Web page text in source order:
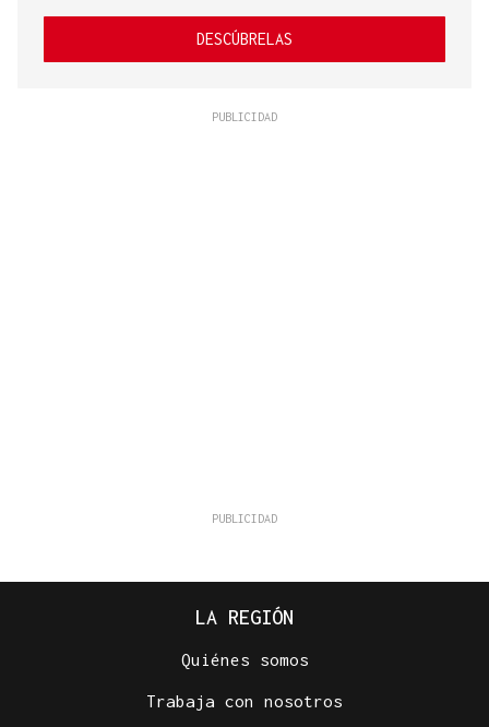
DESCÚBRELAS
LA REGIÓN
Quiénes somos
Trabaja con nosotros